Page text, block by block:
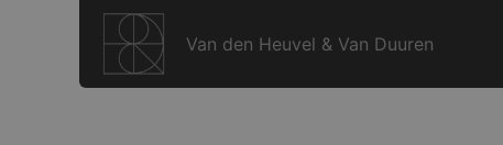
Van den Heuvel & Van Duuren